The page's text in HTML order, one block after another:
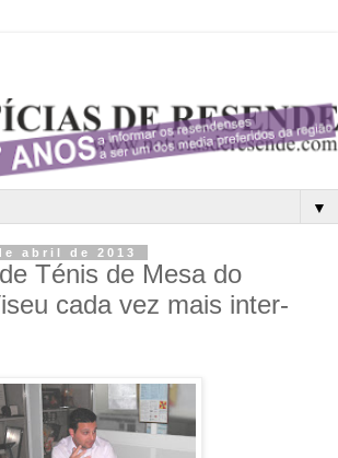
▼
abril de 2013
Ténis de Mesa do
cada vez mais inter-